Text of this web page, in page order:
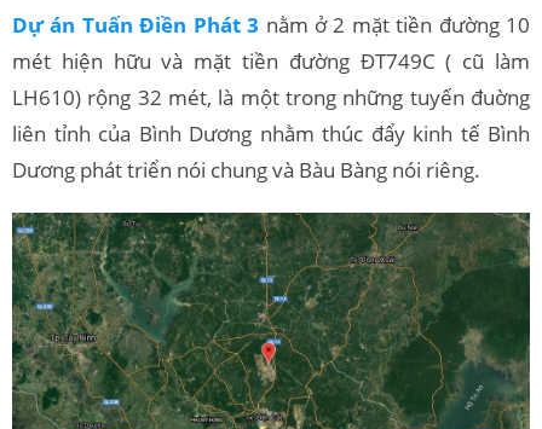
Dự án Tuấn Điền Phát 3 nằm ở 2 mặt tiền đường 10
mét hiện hữu và mặt tiền đường ĐT749C ( cũ làm
LH610) rộng 32 mét, là một trong những tuyến đuờng
liên tỉnh của Bình Dương nhằm thúc đẩy kinh tế Bình
Dương phát triển nói chung và Bàu Bàng nói riêng.